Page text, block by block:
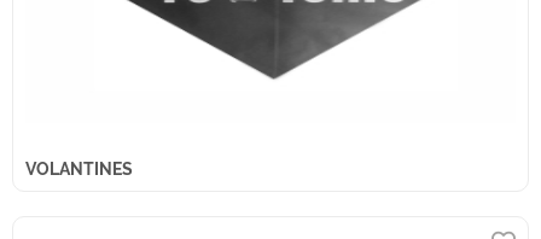
VOLANTINES